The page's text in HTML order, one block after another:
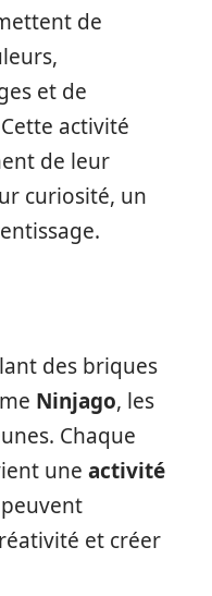
de
et de
activité
de leur
curiosité, un
des briques
Ninjago, les
Chaque
une activité
peuvent
et créer